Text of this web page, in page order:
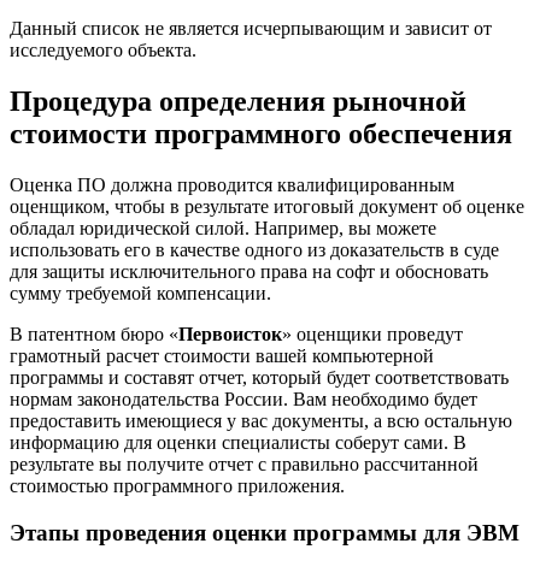
Данный список не является исчерпывающим и зависит от
исследуемого объекта.
Процедура определения рыночной
стоимости программного обеспечения
Оценка ПО должна проводится квалифицированным
оценщиком, чтобы в результате итоговый документ об оценке
обладал юридической силой. Например, вы можете
использовать его в качестве одного из доказательств в суде
для защиты исключительного права на софт и обосновать
сумму требуемой компенсации.
В патентном бюро «Первоисток» оценщики проведут
грамотный расчет стоимости вашей компьютерной
программы и составят отчет, который будет соответствовать
нормам законодательства России. Вам необходимо будет
предоставить имеющиеся у вас документы, а всю остальную
информацию для оценки специалисты соберут сами. В
результате вы получите отчет с правильно рассчитанной
стоимостью программного приложения.
Этапы проведения оценки программы для ЭВМ